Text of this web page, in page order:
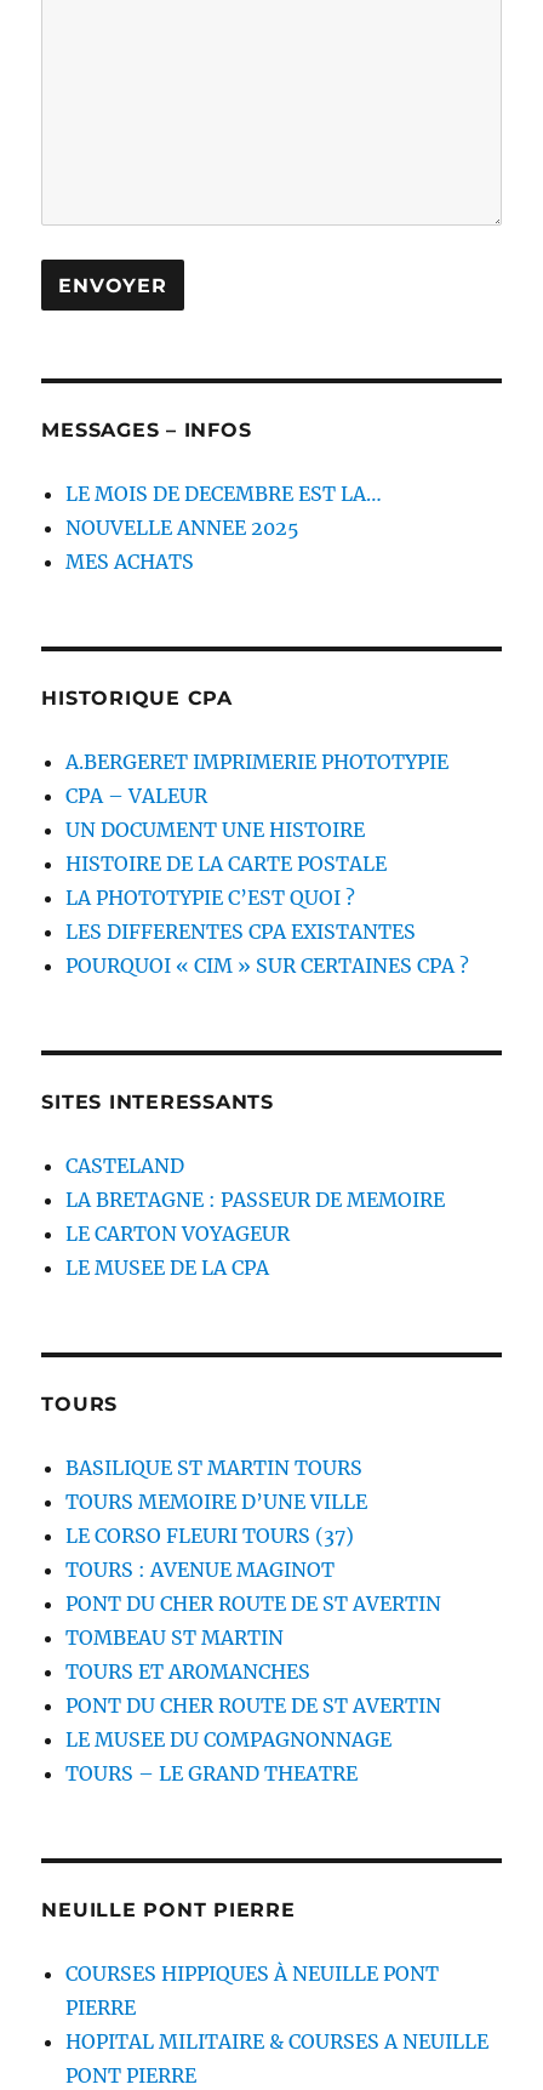
MESSAGES – INFOS
LE MOIS DE DECEMBRE EST LA…
NOUVELLE ANNEE 2025
MES ACHATS
HISTORIQUE CPA
A.BERGERET IMPRIMERIE PHOTOTYPIE
CPA – VALEUR
UN DOCUMENT UNE HISTOIRE
HISTOIRE DE LA CARTE POSTALE
LA PHOTOTYPIE C’EST QUOI ?
LES DIFFERENTES CPA EXISTANTES
POURQUOI « CIM » SUR CERTAINES CPA ?
SITES INTERESSANTS
CASTELAND
LA BRETAGNE : PASSEUR DE MEMOIRE
LE CARTON VOYAGEUR
LE MUSEE DE LA CPA
TOURS
BASILIQUE ST MARTIN TOURS
TOURS MEMOIRE D’UNE VILLE
LE CORSO FLEURI TOURS (37)
TOURS : AVENUE MAGINOT
PONT DU CHER ROUTE DE ST AVERTIN
TOMBEAU ST MARTIN
TOURS ET AROMANCHES
PONT DU CHER ROUTE DE ST AVERTIN
LE MUSEE DU COMPAGNONNAGE
TOURS – LE GRAND THEATRE
NEUILLE PONT PIERRE
COURSES HIPPIQUES À NEUILLE PONT
PIERRE
HOPITAL MILITAIRE & COURSES A NEUILLE
PONT PIERRE